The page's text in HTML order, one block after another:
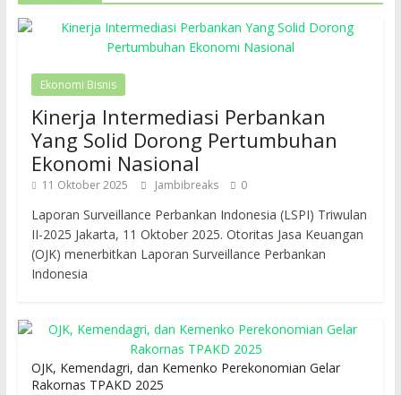
Ekonomi Bisnis
Kinerja Intermediasi Perbankan
Yang Solid Dorong Pertumbuhan
Ekonomi Nasional
11 Oktober 2025 Jambibreaks 0
Laporan Surveillance Perbankan Indonesia (LSPI) Triwulan
II-2025 Jakarta, 11 Oktober 2025. Otoritas Jasa Keuangan
(OJK) menerbitkan Laporan Surveillance Perbankan
Indonesia
OJK, Kemendagri, dan Kemenko Perekonomian Gelar
Rakornas TPAKD 2025